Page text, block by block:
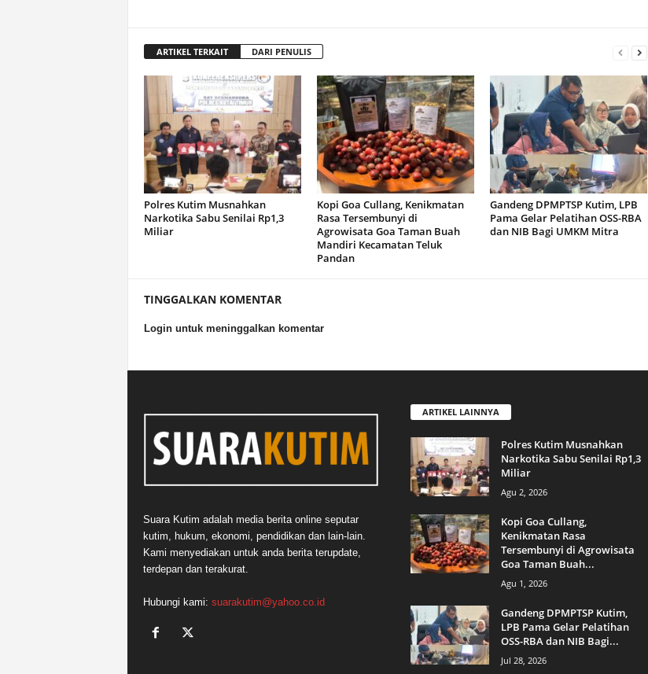
ARTIKEL TERKAIT DARI PENULIS
Polres Kutim Musnahkan
Narkotika Sabu Senilai Rp1,3
Miliar
Kopi Goa Cullang, Kenikmatan
Rasa Tersembunyi di
Agrowisata Goa Taman Buah
Mandiri Kecamatan Teluk
Pandan
Gandeng DPMPTSP Kutim, LPB
Pama Gelar Pelatihan OSS-RBA
dan NIB Bagi UMKM Mitra
TINGGALKAN KOMENTAR
Login untuk meninggalkan komentar
Suara Kutim adalah media berita online seputar
kutim, hukum, ekonomi, pendidikan dan lain-lain.
Kami menyediakan untuk anda berita terupdate,
terdepan dan terakurat.
Hubungi kami: suarakutim@yahoo.co.id
ARTIKEL LAINNYA
Polres Kutim Musnahkan
Narkotika Sabu Senilai Rp1,3
Miliar
Agu 2, 2026
Kopi Goa Cullang,
Kenikmatan Rasa
Tersembunyi di Agrowisata
Goa Taman Buah...
Agu 1, 2026
Gandeng DPMPTSP Kutim,
LPB Pama Gelar Pelatihan
OSS-RBA dan NIB Bagi...
Jul 28, 2026